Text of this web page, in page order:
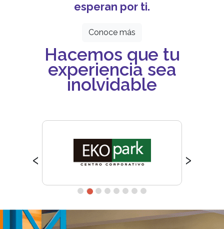
esperan por ti.
Conoce más
Hacemos que tu
experiencia sea
inolvidable
‹ ›